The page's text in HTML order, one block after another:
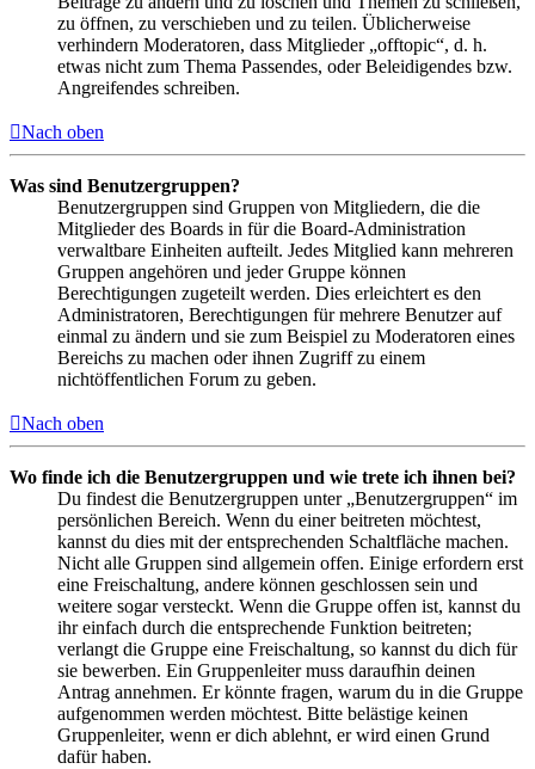
zu öffnen, zu verschieben und zu teilen. Üblicherweise
verhindern Moderatoren, dass Mitglieder „offtopic“, d. h.
etwas nicht zum Thema Passendes, oder Beleidigendes bzw.
Angreifendes schreiben.
Nach oben
Was sind Benutzergruppen?
Benutzergruppen sind Gruppen von Mitgliedern, die die
Mitglieder des Boards in für die Board-Administration
verwaltbare Einheiten aufteilt. Jedes Mitglied kann mehreren
Gruppen angehören und jeder Gruppe können
Berechtigungen zugeteilt werden. Dies erleichtert es den
Administratoren, Berechtigungen für mehrere Benutzer auf
einmal zu ändern und sie zum Beispiel zu Moderatoren eines
Bereichs zu machen oder ihnen Zugriff zu einem
nichtöffentlichen Forum zu geben.
Nach oben
Wo finde ich die Benutzergruppen und wie trete ich ihnen bei?
Du findest die Benutzergruppen unter „Benutzergruppen“ im
persönlichen Bereich. Wenn du einer beitreten möchtest,
kannst du dies mit der entsprechenden Schaltfläche machen.
Nicht alle Gruppen sind allgemein offen. Einige erfordern erst
eine Freischaltung, andere können geschlossen sein und
weitere sogar versteckt. Wenn die Gruppe offen ist, kannst du
ihr einfach durch die entsprechende Funktion beitreten;
verlangt die Gruppe eine Freischaltung, so kannst du dich für
sie bewerben. Ein Gruppenleiter muss daraufhin deinen
Antrag annehmen. Er könnte fragen, warum du in die Gruppe
aufgenommen werden möchtest. Bitte belästige keinen
Gruppenleiter, wenn er dich ablehnt, er wird einen Grund
dafür haben.